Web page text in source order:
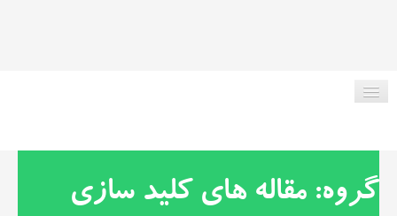
گروه: مقاله های کلید سازی